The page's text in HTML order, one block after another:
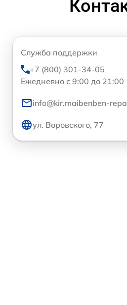
Служба поддержки
+7 (800) 301-34-05
Ежедневно с 9:00 до 21:00
info@kir.maibenben-
ул. Воровского, 77